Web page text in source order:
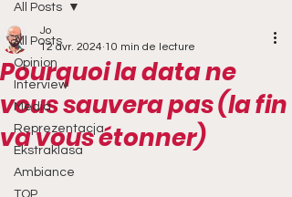
All Posts
Opinion
Interview
Media
Reprezentacja
Ekstraklasa
Ambiance
TOP
All Posts
Pourquoi la data ne
vous sauvera pas (la fin
va vous étonner)
Jo
12 avr. 2024 10 min de lecture